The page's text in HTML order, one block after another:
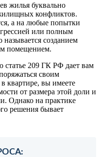
жилья буквально
конфликтов.
а на любые попытки
или полным
созданием
помещением.
статье 209 ГК РФ дает вам
своим
квартире, вы имеете
от размера этой доли и
Однако на практике
решения бывает